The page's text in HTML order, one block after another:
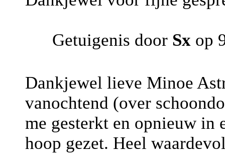
Getuigenis door Sx op
Dankjewel lieve Minoe
vanochtend (over
me gesterkt en opnieuw in
hoop gezet. Heel